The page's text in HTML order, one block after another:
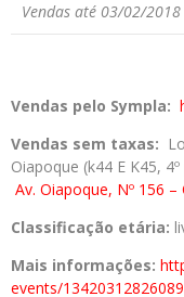
Vendas até 03/02/2018
Vendas pelo Sympla:
Vendas sem taxas:
Oiapoque (k44 E K45,
Av. Oiapoque, Nº 156
Classificação etária:
Mais informações:
events/